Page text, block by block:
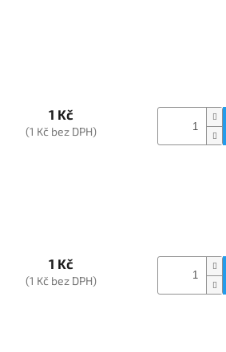
1 Kč
(1 Kč bez DPH)
1 Kč
(1 Kč bez DPH)